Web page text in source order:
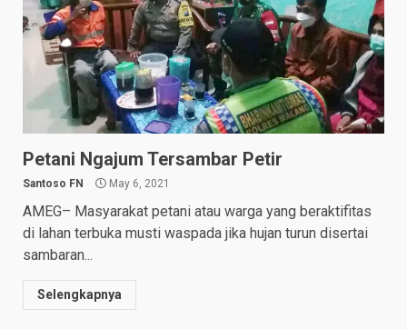
Petani Ngajum Tersambar Petir
Santoso FN May 6, 2021
AMEG– Masyarakat petani atau warga yang beraktifitas
di lahan terbuka musti waspada jika hujan turun disertai
sambaran...
Selengkapnya